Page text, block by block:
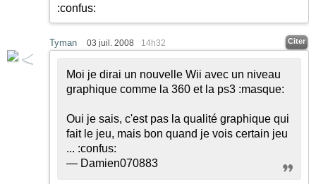
:confus:
Tyman 03 juil. 2008 14h32 Citer
Moi je dirai un nouvelle Wii avec un niveau
graphique comme la 360 et la ps3 :masque:
Oui je sais, c'est pas la qualité graphique qui
fait le jeu, mais bon quand je vois certain jeu
... :confus:
— Damien070883